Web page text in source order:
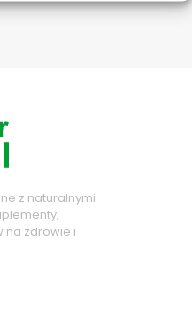
z naturalnymi
na zdrowie i